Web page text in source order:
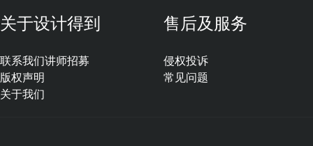
关于设计得到
联系我们
版权声明
关于我们
讲师招募
售后及服务
侵权投诉
常见问题